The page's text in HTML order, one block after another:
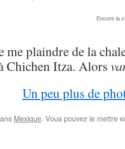
Encore la
me plaindre de la
Chichen Itza. Alors
Un peu plus de
Mexique. Vous pouvez le mettre